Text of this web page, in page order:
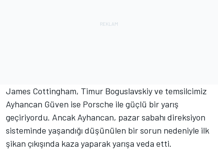
James Cottingham, Timur Boguslavskiyve temsilcimiz
Ayhancan Güven ise Porsche ile güçlü bir yarış
geçiriyordu. Ancak Ayhancan, pazar sabahı direksiyon
sisteminde yaşandığı düşünülen bir sorun nedeniyle ilk
şikan çıkışında kaza yaparak yarışa veda etti.